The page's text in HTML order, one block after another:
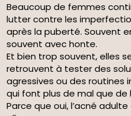
Beaucoup de femmes
lutter contre les
après la puberté. Souvent
souvent avec honte.
Et bien trop souvent, elles
retrouvent à tester des
agressives ou des routines
qui font plus de mal que de
Parce que oui, l’acné